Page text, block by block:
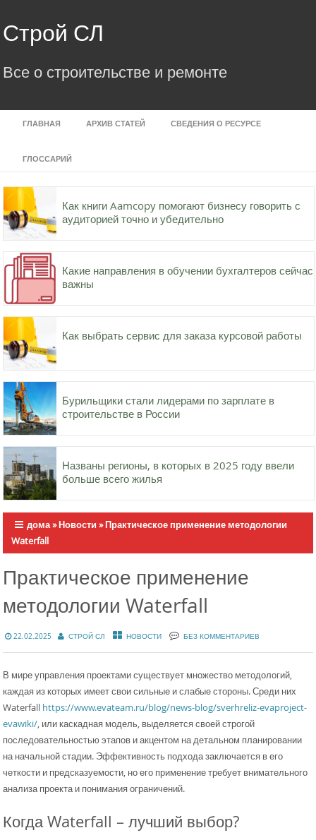
to
content
Строй СЛ
Все о строительстве и ремонте
ГЛАВНАЯ АРХИВ СТАТЕЙ СВЕДЕНИЯ О РЕСУРСЕ
ГЛОССАРИЙ
Как книги Aamcopy помогают бизнесу говорить с
аудиторией точно и убедительно
Какие направления в обучении бухгалтеров сейчас
важны
Как выбрать сервис для заказа курсовой работы
Бурильщики стали лидерами по зарплате в
строительстве в России
Названы регионы, в которых в 2025 году ввели
больше всего жилья
дома»Новости »Практическое применение методологии
Waterfall
Практическое применение
методологии Waterfall
22.02.2025 СТРОЙ СЛ НОВОСТИ БЕЗ КОММЕНТАРИЕВ
В мире управления проектами существует множество методологий,
каждая из которых имеет свои сильные и слабые стороны. Среди них
Waterfall https://www.evateam.ru/blog/news-blog/sverhreliz-evaproject-
evawiki/, или каскадная модель, выделяется своей строгой
последовательностью этапов и акцентом на детальном планировании
на начальной стадии. Эффективность подхода заключается в его
четкости и предсказуемости, но его применение требует внимательного
анализа проекта и понимания ограничений.
Когда Waterfall – лучший выбор?